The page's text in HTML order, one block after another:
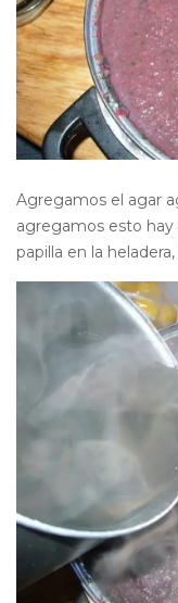
Agregamos el agar
agregamos esto hay
papilla en la